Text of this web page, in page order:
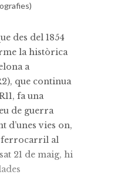
des del 1854
la històrica
a
que continua
fa una
de guerra
d’unes vies on,
ferrocarril al
21 de maig, hi